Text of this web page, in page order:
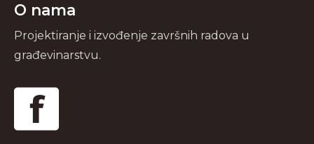
O nama
Projektiranje i izvođenje završnih radova u
građevinarstvu.